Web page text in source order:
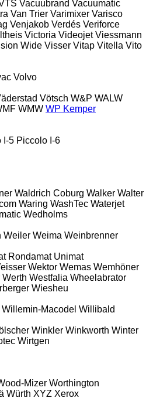
Vacuubrand Vacuumatic
Van Trier Varimixer Varisco
Venjakob Verdés Veriforce
Victoria Videojet Viessmann
Wide Visser Vitap Vitella Vito
Volvo
Vötsch W&P WALW
WMW WP Kemper
I-5 Piccolo I-6
Waldrich Coburg Walker Walter
Waring WashTec Waterjet
Wedholms
Weiler Weima Weinbrenner
Rondamat Unimat
Wektor Wemas Wemhöner
Werth Westfalia Wheelabrator
Wiesheu
Willemin-Macodel Willibald
Winkler Winkworth Winter
Wirtgen
Mizer Worthington
Würth XYZ Xerox